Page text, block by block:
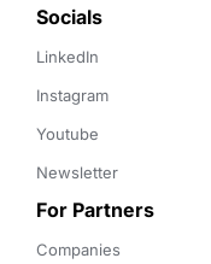
Socials
LinkedIn
Instagram
Youtube
Newsletter
For Partners
Companies